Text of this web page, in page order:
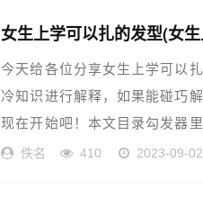
女生上学可以扎的发型(女
今天给各位分享女生上学可以
冷知识进行解释，如果能碰巧
现在开始吧！本文目录勾发器
佚名 410 2023-09-